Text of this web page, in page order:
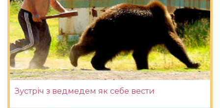
Зустріч з ведмедем як себе вести